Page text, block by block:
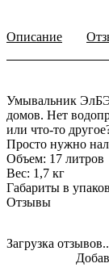
Описание
Умывальник
домов. Нет
или что-то
Просто нужно
Объем: 17 литров
Вес: 1,7 кг
Габариты в
Отзывы
Загрузка